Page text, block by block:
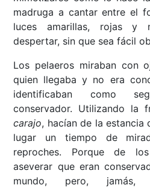
madruga a cantar entre el
luces amarillas, rojas y
despertar, sin que sea fácil
Los pelaeros miraban con
quien llegaba y no era
identificaban como
conservador. Utilizando la
carajo, hacían de la estancia
lugar un tiempo de
reproches. Porque de
aseverar que eran
mundo, pero, jamás,